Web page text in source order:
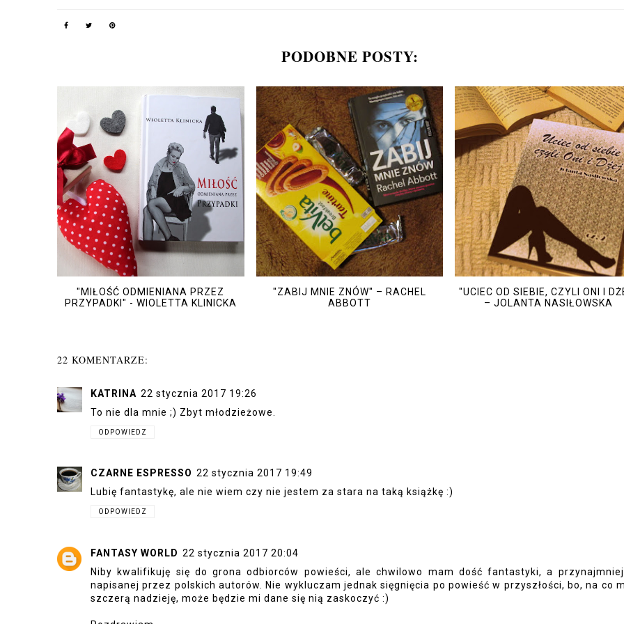
PODOBNE POSTY:
"MIŁOŚĆ ODMIENIANA PRZEZ
PRZYPADKI" - WIOLETTA KLINICKA
"ZABIJ MNIE ZNÓW" – RACHEL
ABBOTT
"UCIEC OD SIEBIE, CZYLI ONI I
– JOLANTA NASIŁOWSKA
22 KOMENTARZE:
KATRINA 22 stycznia 2017 19:26
To nie dla mnie ;) Zbyt młodzieżowe.
ODPOWIEDZ
CZARNE ESPRESSO 22 stycznia 2017 19:49
Lubię fantastykę, ale nie wiem czy nie jestem za stara na taką książkę :)
ODPOWIEDZ
FANTASY WORLD 22 stycznia 2017 20:04
Niby kwalifikuję się do grona odbiorców powieści, ale chwilowo mam dość fantastyki, a
napisanej przez polskich autorów. Nie wykluczam jednak sięgnięcia po powieść w przyszłości, bo, na co
szczerą nadzieję, może będzie mi dane się nią zaskoczyć :)